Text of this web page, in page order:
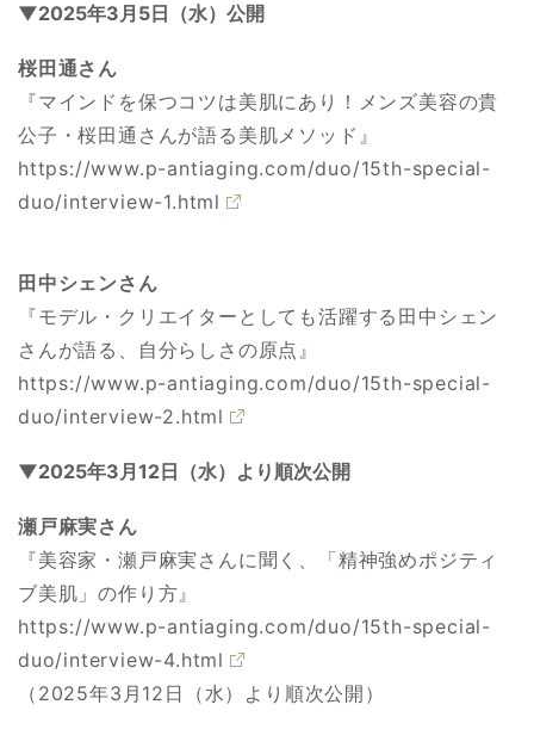
▼2025年3月5日（水）公開
桜田通さん
『マインドを保つコツは美肌にあり！メンズ美容の貴
公子・桜田通さんが語る美肌メソッド』
https://www.p-antiaging.com/duo/15th-special-
duo/interview-1.html
田中シェンさん
『モデル・クリエイターとしても活躍する田中シェン
さんが語る、自分らしさの原点』
https://www.p-antiaging.com/duo/15th-special-
duo/interview-2.html
▼2025年3月12日（水）より順次公開
瀬戸麻実さん
『美容家・瀬戸麻実さんに聞く、「精神強めポジティ
ブ美肌」の作り方』
https://www.p-antiaging.com/duo/15th-special-
duo/interview-4.html
（2025年3月12日（水）より順次公開）